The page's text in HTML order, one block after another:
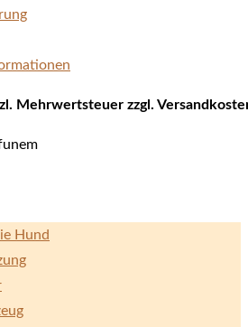
Mehrwertsteuer zzgl.
Hund